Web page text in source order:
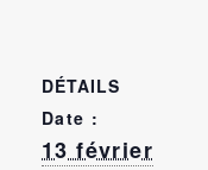
DÉTAILS
Date :
13 février